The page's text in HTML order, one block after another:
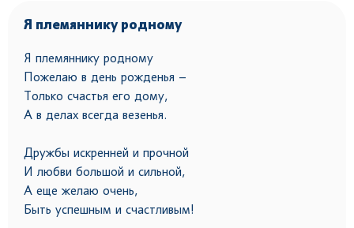
Я племяннику родному
Я племяннику родному
Пожелаю в день рожденья –
Только счастья его дому,
А в делах всегда везенья.
Дружбы искренней и прочной
И любви большой и сильной,
А еще желаю очень,
Быть успешным и счастливым!